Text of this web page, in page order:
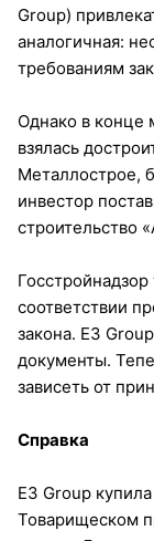
Group)
аналогичная:
требованиям
Однако в конце
взялась
Металлострое,
инвестор
строительство
соответствии
закона. E3
документы.
зависеть от
Справка
Е3 Group
Товарищеском